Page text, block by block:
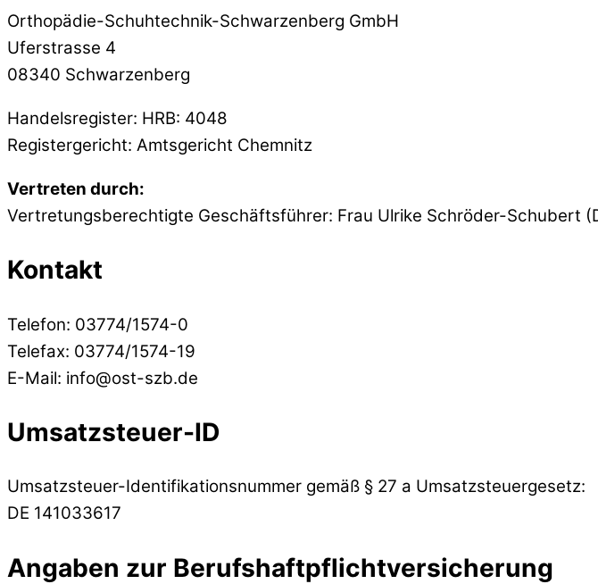
Orthopädie-Schuhtechnik-Schwarzenberg GmbH
Uferstrasse 4
08340 Schwarzenberg
Handelsregister: HRB: 4048
Registergericht: Amtsgericht Chemnitz
Vertreten durch:
Vertretungsberechtigte Geschäftsführer: Frau Ulrike Schröder-Schubert
Kontakt
Telefon: 03774/1574-0
Telefax: 03774/1574-19
E-Mail: info@ost-szb.de
Umsatzsteuer-ID
Umsatzsteuer-Identifikationsnummer gemäß § 27 a Umsatzsteuergesetz:
DE 141033617
Angaben zur Berufshaftpflichtversicherung